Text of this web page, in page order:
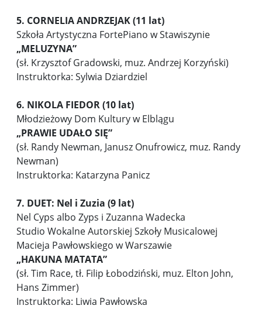
5. CORNELIA ANDRZEJAK (11 lat)
Szkoła Artystyczna FortePiano w Stawiszynie
„MELUZYNA”
(sł. Krzysztof Gradowski, muz. Andrzej Korzyński)
Instruktorka: Sylwia Dziardziel
6. NIKOLA FIEDOR (10 lat)
Młodzieżowy Dom Kultury w Elblągu
„PRAWIE UDAŁO SIĘ”
(sł. Randy Newman, Janusz Onufrowicz, muz. Randy
Newman)
Instruktorka: Katarzyna Panicz
7. DUET: Nel i Zuzia (9 lat)
Nel Cyps albo Zyps i Zuzanna Wadecka
Studio Wokalne Autorskiej Szkoły Musicalowej
Macieja Pawłowskiego w Warszawie
„HAKUNA MATATA”
(sł. Tim Race, tł. Filip Łobodziński, muz. Elton John,
Hans Zimmer)
Instruktorka: Liwia Pawłowska